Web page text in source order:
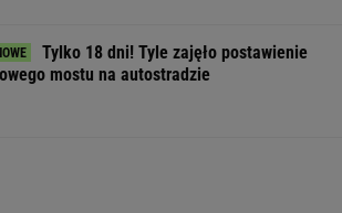
Tylko 18 dni! Tyle zajęło postawienie
mostu na autostradzie